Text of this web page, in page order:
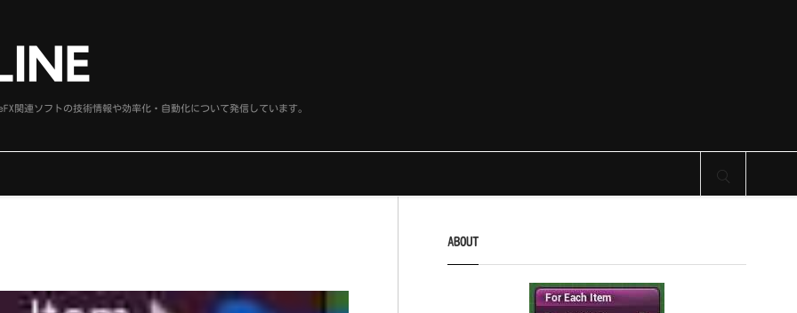
関連ソフトの技術情報や効率化・自動化について発信しています。
ABOUT